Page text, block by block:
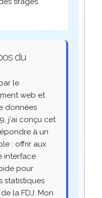
du
le
web et
données
j'ai conçu cet
à un
: offrir aux
interface
pour
statistiques
la FDJ. Mon